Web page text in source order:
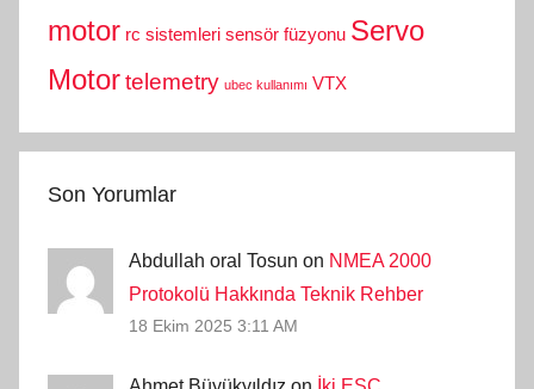
motor rc sistemleri sensör füzyonu Servo
Motortelemetry ubec kullanımı VTX
Son Yorumlar
Abdullah oral Tosun on NMEA 2000
Protokolü Hakkında Teknik Rehber
18 Ekim 2025 3:11 AM